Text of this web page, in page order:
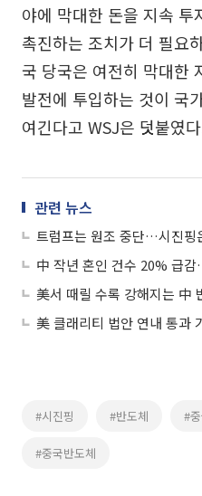
야에 막대한 돈을 지속 투
촉진하는 조치가 더 필요
국 당국은 여전히 막대한
발전에 투입하는 것이 국
여긴다고 WSJ은 덧붙였
관련 뉴스
트럼프는 원조 중단…시진핑
中 작년 혼인 건수 20% 급
美서 때릴 수록 강해지는 中
#시진핑 #반도체 #
#중국반도체